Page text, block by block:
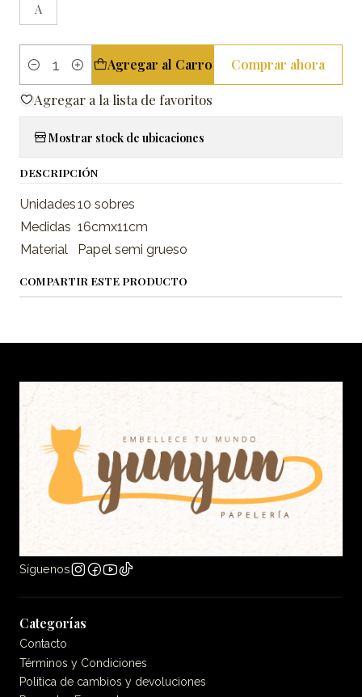
A
Cantidad
Agregar al Carro Comprar ahora
Agregar a la lista de favoritos
Mostrar stock de ubicaciones
DESCRIPCIÓN
Unidades10 sobres
Medidas 16cmx11cm
Material
Papel semi grueso
COMPARTIR ESTE PRODUCTO
Síguenos
Categorías
Contacto
Términos y Condiciones
Politica de cambios y devoluciones